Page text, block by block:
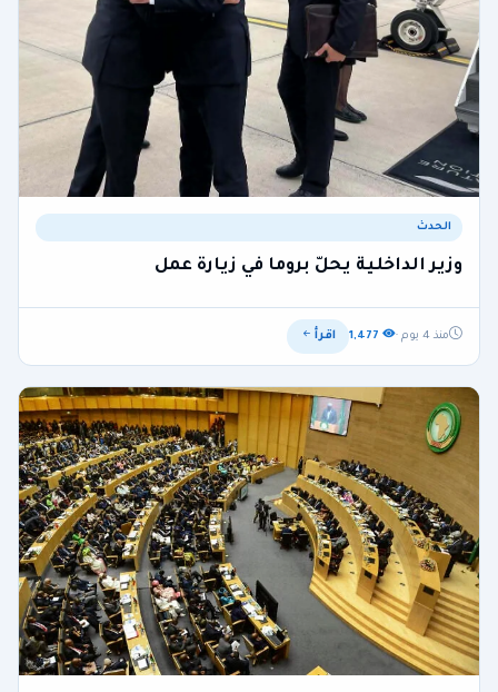
الحدث
وزير الداخلية يحلّ بروما في زيارة عمل
منذ 4 يوم · اقرأ